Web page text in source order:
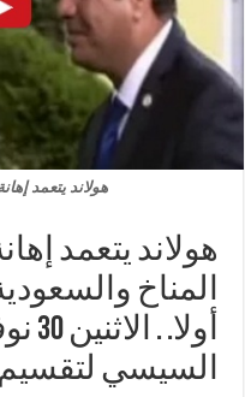
هولاند يتعمد
هولاند يتعمد
المناخ
السيسي